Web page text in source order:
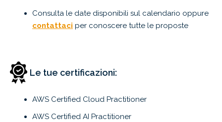
Consulta le date disponibili sul calendario oppure
contattaci per conoscere tutte le proposte
Le tue certificazioni:
AWS Certified Cloud Practitioner
AWS Certified AI Practitioner